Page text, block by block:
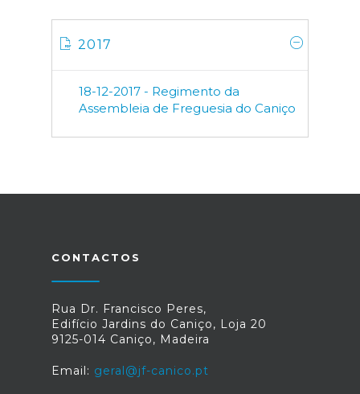
2017
18-12-2017 - Regimento da
Assembleia de Freguesia do Caniço
CONTACTOS
Rua Dr. Francisco Peres,
Edifício Jardins do Caniço, Loja 20
9125-014 Caniço, Madeira
Email: geral@jf-canico.pt